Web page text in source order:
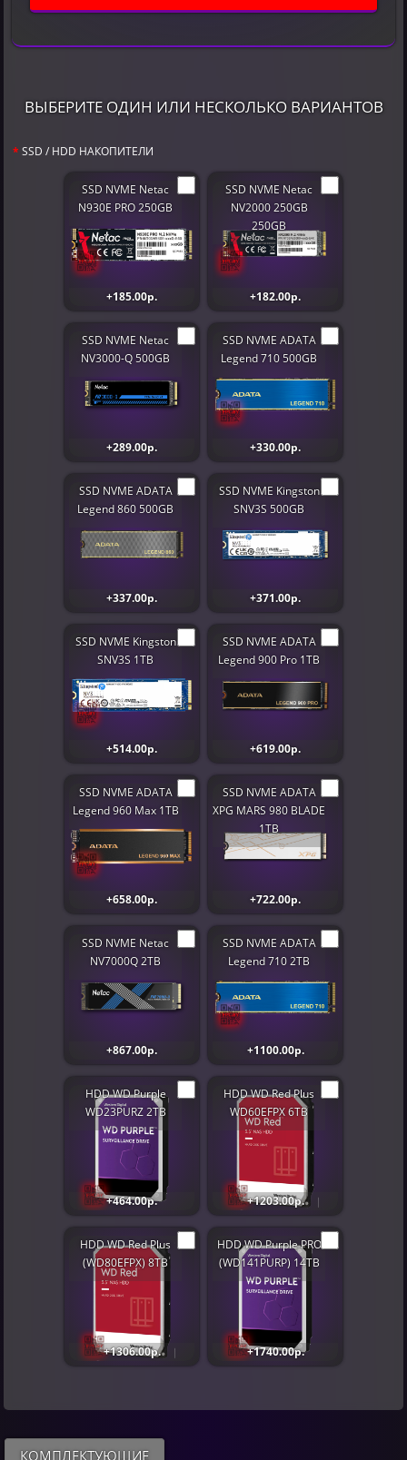
ВЫБЕРИТЕ ОДИН ИЛИ НЕСКОЛЬКО ВАРИАНТОВ
SSD / HDD НАКОПИТЕЛИ
SSD NVME Netac
N930E PRO 250GB
+185.00р.
SSD NVME Netac
NV2000 250GB
250GB
+182.00р.
SSD NVME Netac
NV3000-Q 500GB
+289.00р.
SSD NVME ADATA
Legend 710 500GB
+330.00р.
SSD NVME ADATA
Legend 860 500GB
+337.00р.
SSD NVME Kingston
SNV3S 500GB
+371.00р.
SSD NVME Kingston
SNV3S 1TB
+514.00р.
SSD NVME ADATA
Legend 900 Pro 1TB
+619.00р.
SSD NVME ADATA
Legend 960 Max 1TB
+658.00р.
SSD NVME ADATA
XPG MARS 980 BLADE
1TB
+722.00р.
SSD NVME Netac
NV7000Q 2TB
+867.00р.
SSD NVME ADATA
Legend 710 2TB
+1100.00р.
HDD WD Purple
WD23PURZ 2TB
+464.00р.
HDD WD Red Plus
WD60EFPX 6TB
+1203.00р.
HDD WD Red Plus
(WD80EFPX) 8TB
+1306.00р.
HDD WD Purple PRO
(WD141PURP) 14TB
+1740.00р.
КОМПЛЕКТУЮЩИЕ